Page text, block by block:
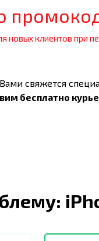
новых клиентов при
свяжется
бесплатно